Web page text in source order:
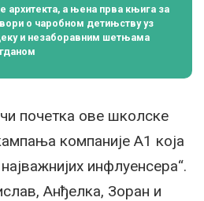
архитекта, а њена прва књига за
о чаробном детињству уз
и незаборавним шетњама
почетка ове школске
компаније А1 која
инфлуенсера“.
Анђелка, Зоран и